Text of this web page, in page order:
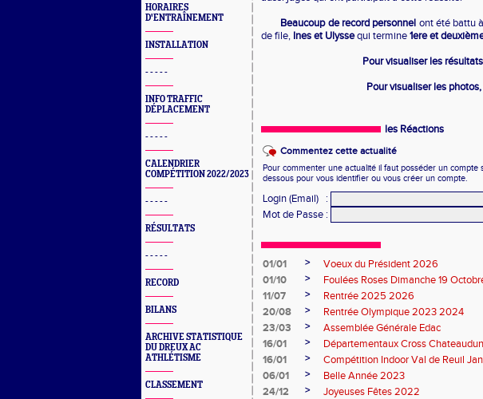
HORAIRES
D'ENTRAÎNEMENT
INSTALLATION
- - - - -
INFO TRAFFIC
DÉPLACEMENT
- - - - -
CALENDRIER
COMPÉTITION 2022/2023
- - - - -
RÉSULTATS
- - - - -
RECORD
BILANS
ARCHIVE STATISTIQUE
DU DREUX AC
ATHLÉTISME
CLASSEMENT
Beaucoup de record personnel ont été battu
de file, Ines et Ulyssequi termine1ere et
Pour visualiser les
Pour visualiser les
les Réactions
Commentez cette actualité
Pour commenter une actualité il faut posséder un compte
dessous pour vous identifier ou vous créer un compte.
Login (Email)
:
Mot de Passe :
01/01 >
Voeux du Président 2026
01/10
>
Foulées Roses Dimanche 19
11/07
>
Rentrée 2025 2026
20/08
>
Rentrée Olympique 2023 2024
23/03
>
Assemblée Générale Edac
16/01
>
Départementaux Cross
16/01
>
Compétition Indoor Val de Reuil
06/01
>
Belle Année 2023
24/12
>
Joyeuses Fêtes 2022